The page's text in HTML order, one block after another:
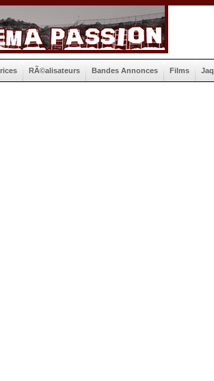
RÃ©alisateurs Bandes Annonces Films